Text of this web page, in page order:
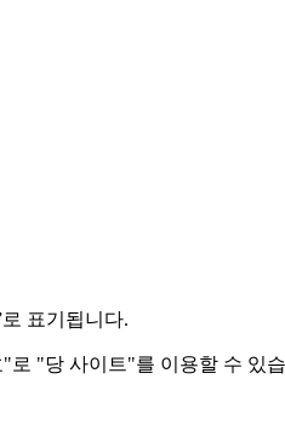
표기됩니다.
"당 사이트"를 이용할 수 있